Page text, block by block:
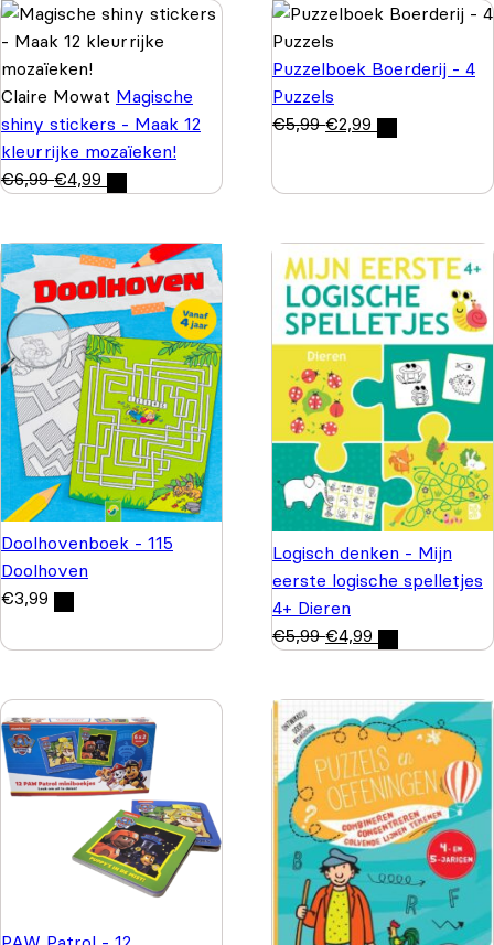
Claire Mowat Magische
shiny stickers - Maak 12
kleurrijke mozaïeken!
€6,99 €4,99
Puzzelboek Boerderij - 4
Puzzels
€5,99 €2,99
Doolhovenboek - 115
Doolhoven
€3,99
Logisch denken - Mijn
eerste logische spelletjes
4+ Dieren
€5,99 €4,99